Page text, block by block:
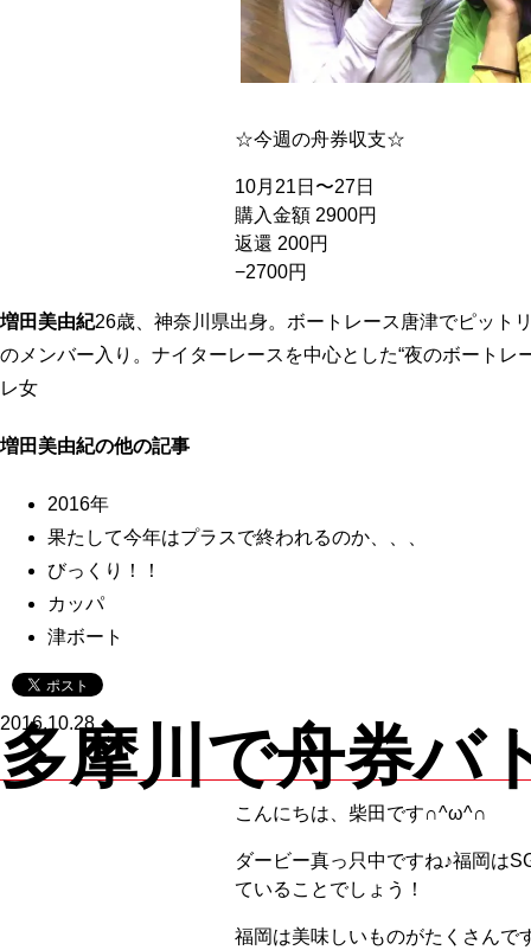
☆今週の舟券収支☆
10月21日〜27日
購入金額 2900円
返還 200円
−2700円
増田美由紀26歳、神奈川県出身。ボートレース唐津でピット
のメンバー入り。ナイターレースを中心とした“夜のボートレ
レ女
増田美由紀の他の記事
2016年
果たして今年はプラスで終われるのか、、、
びっくり！！
カッパ
津ボート
2016.10.28
多摩川で舟券バ
こんにちは、柴田です∩^ω^∩
ダービー真っ只中ですね♪福岡は
ていることでしょう！
福岡は美味しいものがたくさんで